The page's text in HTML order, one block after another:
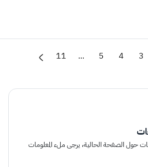
3
4
5
...
11
حول الصفحة الحالية، يرجى ملء المعلومات